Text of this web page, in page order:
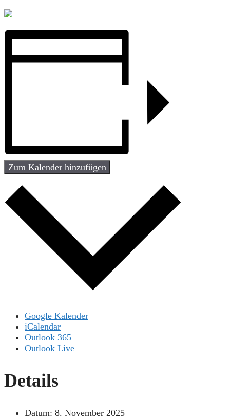
Zum Kalender hinzufügen
Google Kalender
iCalendar
Outlook 365
Outlook Live
Details
Datum: 8. November 2025